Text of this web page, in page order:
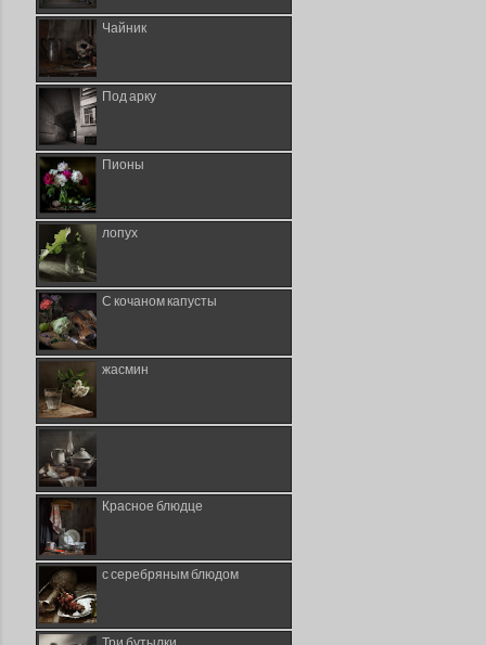
Чайник
Под арку
Пионы
лопух
С кочаном капусты
жасмин
Красное блюдце
с серебряным блюдом